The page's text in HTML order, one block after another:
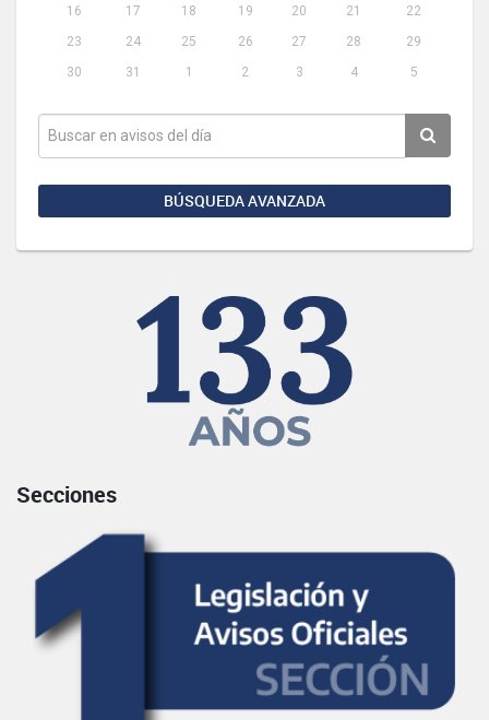
16
17 18 19 20 21
22
23
24 25 26 27 28
29
30
31 1 2 3 4 5
BÚSQUEDA AVANZADA
Secciones